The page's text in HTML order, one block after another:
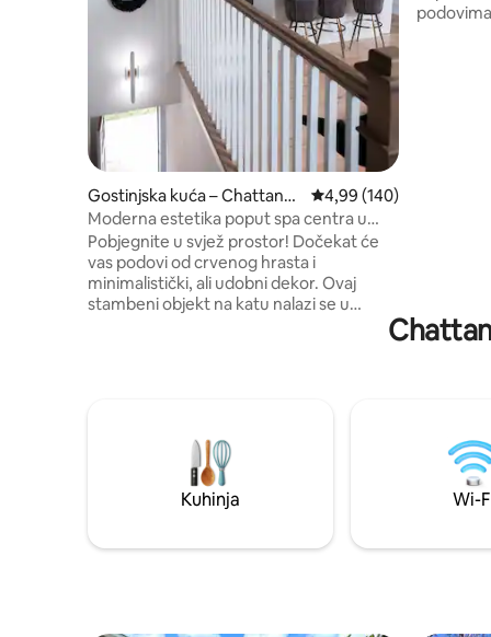
Gostinjska kuća – Chattano
oga
Prosječna ocjena: 4,99/
4,99 (140)
Moderna estetika poput spa centra u
mirnom potkrovlju u centru grada
Pobjegnite u svjež prostor! Dočekat će
vas podovi od crvenog hrasta i
minimalistički, ali udobni dekor. Ovaj
stambeni objekt na katu nalazi se u
PDLC folija na svakom prozoru
omogućuju privatnost, dok veliki prozori
donose svjetlo i svježi zrak. I ne
podcjenjujte pametni WC/bide! Privatni
Kuhinja Wi-